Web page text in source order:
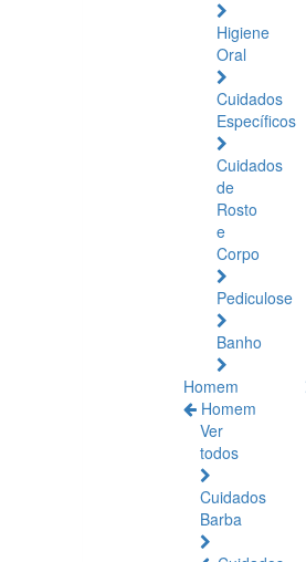
Higiene
Oral
Cuidados
Específicos
Cuidados
de
Rosto
e
Corpo
Pediculose
Banho
Homem
Homem
Ver
todos
Cuidados
Barba